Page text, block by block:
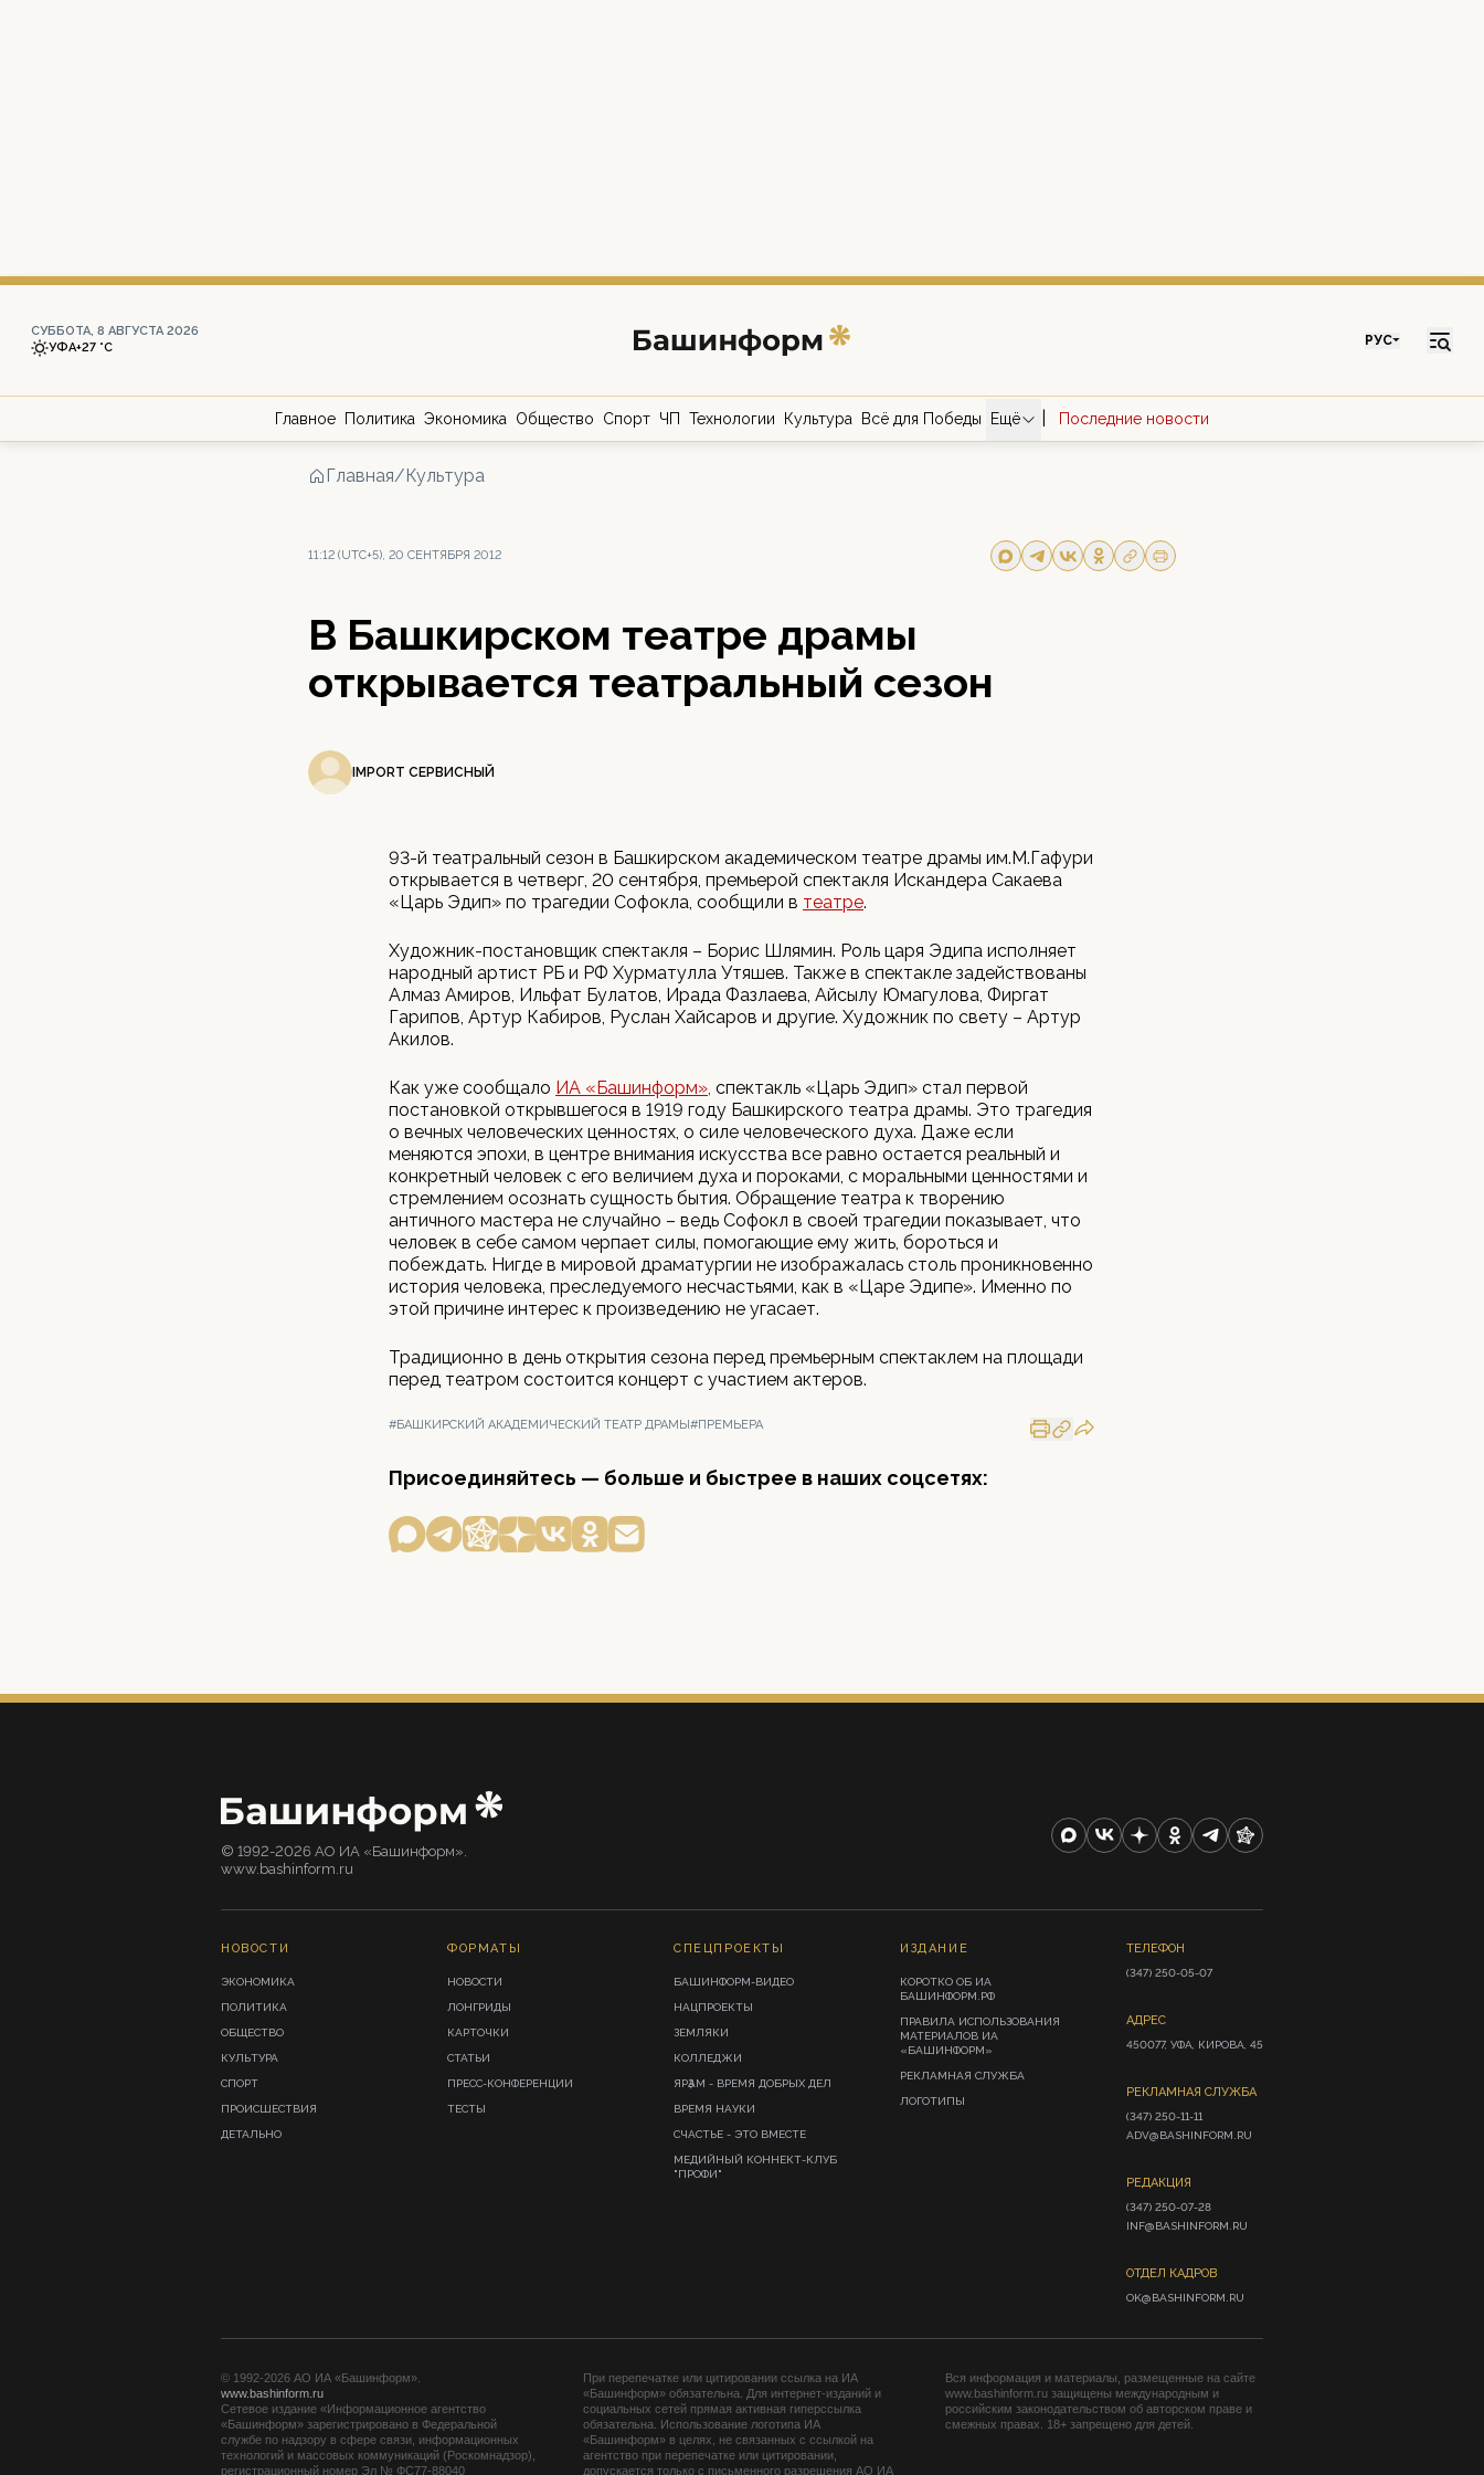
СУББОТА, 8 АВГУСТА 2026
УФА+27 °С РУС
Главное Политика Экономика Общество Спорт ЧП Технологии Культура Всё для Победы Ещё Последние новости
Главная/Культура
11:12 (UTC+5), 20 СЕНТЯБРЯ 2012
В Башкирском театре драмы
открывается театральный сезон
IMPORT СЕРВИСНЫЙ
93-й театральный сезон в Башкирском академическом театре драмы им.М.Гафури
открывается в четверг, 20 сентября, премьерой спектакля Искандера Сакаева
«Царь Эдип» по трагедии Софокла, сообщили в театре.
Художник-постановщик спектакля – Борис Шлямин. Роль царя Эдипа исполняет
народный артист РБ и РФ Хурматулла Утяшев. Также в спектакле задействованы
Алмаз Амиров, Ильфат Булатов, Ирада Фазлаева, Айсылу Юмагулова, Фиргат
Гарипов, Артур Кабиров, Руслан Хайсаров и другие. Художник по свету – Артур
Акилов.
Как уже сообщало ИА «Башинформ», спектакль «Царь Эдип» стал первой
постановкой открывшегося в 1919 году Башкирского театра драмы. Это трагедия
о вечных человеческих ценностях, о силе человеческого духа. Даже если
меняются эпохи, в центре внимания искусства все равно остается реальный и
конкретный человек с его величием духа и пороками, с моральными ценностями и
стремлением осознать сущность бытия. Обращение театра к творению
античного мастера не случайно – ведь Софокл в своей трагедии показывает, что
человек в себе самом черпает силы, помогающие ему жить, бороться и
побеждать. Нигде в мировой драматургии не изображалась столь проникновенно
история человека, преследуемого несчастьями, как в «Царе Эдипе». Именно по
этой причине интерес к произведению не угасает.
Традиционно в день открытия сезона перед премьерным спектаклем на площади
перед театром состоится концерт с участием актеров.
#БАШКИРСКИЙ АКАДЕМИЧЕСКИЙ ТЕАТР ДРАМЫ#ПРЕМЬЕРА
Присоединяйтесь — больше и быстрее в наших соцсетях:
© 1992-2026 АО ИА «Башинформ».
www.bashinform.ru
НОВОСТИ
ЭКОНОМИКА
ПОЛИТИКА
ОБЩЕСТВО
КУЛЬТУРА
СПОРТ
ПРОИСШЕСТВИЯ
ДЕТАЛЬНО
ФОРМАТЫ
НОВОСТИ
ЛОНГРИДЫ
КАРТОЧКИ
СТАТЬИ
ПРЕСС-КОНФЕРЕНЦИИ
ТЕСТЫ
СПЕЦПРОЕКТЫ
БАШИНФОРМ-ВИДЕО
НАЦПРОЕКТЫ
ЗЕМЛЯКИ
КОЛЛЕДЖИ
ЯРҘАМ - ВРЕМЯ ДОБРЫХ ДЕЛ
ВРЕМЯ НАУКИ
СЧАСТЬЕ - ЭТО ВМЕСТЕ
МЕДИЙНЫЙ КОННЕКТ-КЛУБ
"ПРОФИ"
ИЗДАНИЕ
КОРОТКО ОБ ИА
БАШИНФОРМ.РФ
ПРАВИЛА ИСПОЛЬЗОВАНИЯ
МАТЕРИАЛОВ ИА
«БАШИНФОРМ»
РЕКЛАМНАЯ СЛУЖБА
ЛОГОТИПЫ
ТЕЛЕФОН
(347) 250-05-07
АДРЕС
450077, УФА, КИРОВА, 45
РЕКЛАМНАЯ СЛУЖБА
(347) 250-11-11
ADV@BASHINFORM.RU
РЕДАКЦИЯ
(347) 250-07-28
INF@BASHINFORM.RU
ОТДЕЛ КАДРОВ
OK@BASHINFORM.RU
© 1992-2026 АО ИА «Башинформ».
www.bashinform.ru
Сетевое издание «Информационное агентство
«Башинформ» зарегистрировано в Федеральной
службе по надзору в сфере связи, информационных
технологий и массовых коммуникаций (Роскомнадзор),
регистрационный номер Эл № ФС77-88040
При перепечатке или цитировании ссылка на ИА
«Башинформ» обязательна. Для интернет-изданий и
социальных сетей прямая активная гиперссылка
обязательна. Использование логотипа ИА
«Башинформ» в целях, не связанных с ссылкой на
агентство при перепечатке или цитировании,
допускается только с письменного разрешения АО ИА
Вся информация и материалы, размещенные на сайте
www.bashinform.ru защищены международным и
российским законодательством об авторском праве и
смежных правах. 18+ запрещено для детей.